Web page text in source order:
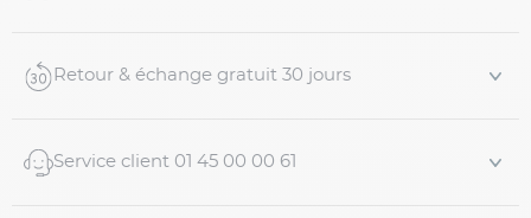
Retour & échange gratuit 30 jours
Service client 01 45 00 00 61